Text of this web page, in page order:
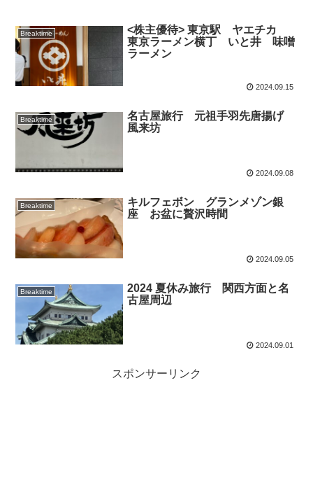
Breaktime
<株主優待> 東京駅 ヤエチカ
東京ラーメン横丁 いと井 味噌
ラーメン
2024.09.15
Breaktime
名古屋旅行 元祖手羽先唐揚げ
風来坊
2024.09.08
Breaktime
キルフェボン グランメゾン銀
座 お盆に贅沢時間
2024.09.05
Breaktime
2024 夏休み旅行 関西方面と名
古屋周辺
2024.09.01
スポンサーリンク